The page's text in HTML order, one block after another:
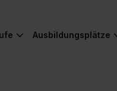
Ausbildungsplätze